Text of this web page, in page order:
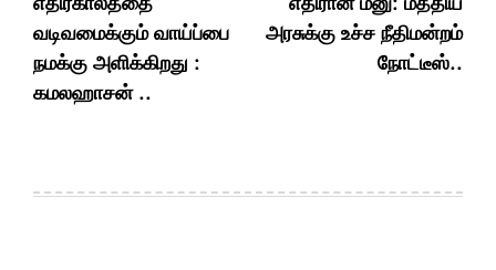
வடிவமைக்கும் வாய்ப்பை
நமக்கு அளிக்கிறது :
கமலஹாசன் ..
அரசுக்கு உச்ச நீதிமன்றம்
நோட்டீஸ்..